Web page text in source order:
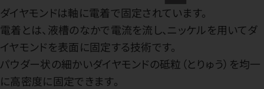
ダイヤモンドは軸に電着で固定されています。
電着とは、液槽のなかで電流を流し、ニッケルを用いてダ
イヤモンドを表面に固定する技術です。
パウダー状の細かいダイヤモンドの砥粒（とりゅう）を均一
に高密度に固定できます。